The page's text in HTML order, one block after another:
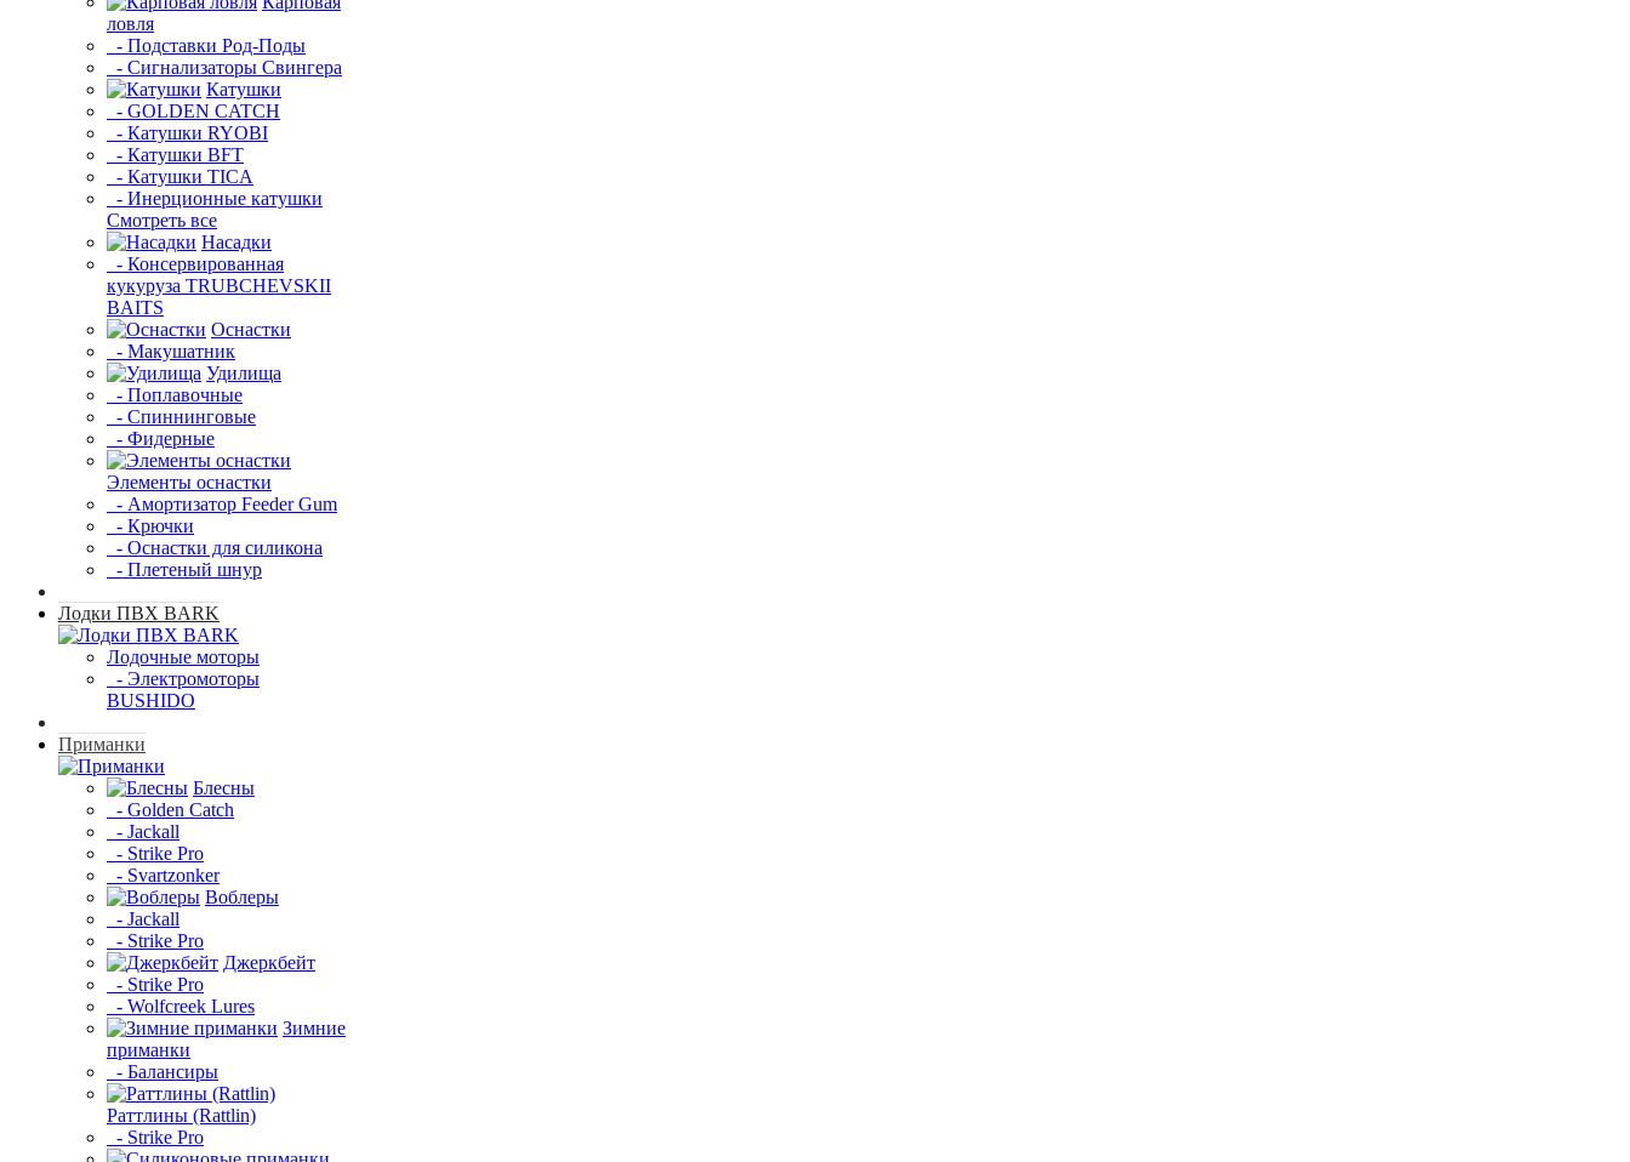
ловля
- Подставки Род-Поды
- Сигнализаторы Свингера
Катушки
- GOLDEN CATCH
- Катушки RYOBI
- Катушки BFT
- Катушки TICA
- Инерционные катушки
Смотреть все
Насадки
- Консервированная
кукуруза TRUBCHEVSKII
BAITS
Оснастки
- Макушатник
Удилища
- Поплавочные
- Спиннинговые
- Фидерные
Элементы оснастки
- Амортизатор Feeder Gum
- Крючки
- Оснастки для силикона
- Плетеный шнур
Лодки ПВХ BARK
Лодочные моторы
- Электромоторы
BUSHIDO
Приманки
Блесны
- Golden Catch
- Jackall
- Strike Pro
- Svartzonker
Воблеры
- Jackall
- Strike Pro
Джеркбейт
- Strike Pro
- Wolfcreek Lures
Зимние
приманки
- Балансиры
Раттлины (Rattlin)
- Strike Pro